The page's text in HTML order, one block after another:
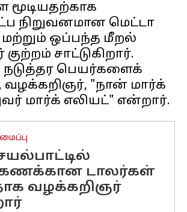
நிறுவனமான மெட்டா
ஒப்பந்த மீறல்
சாட்டுகிறார்.
பெயர்களைக்
வழக்கறிஞர், "நான் மார்க்
டாலர்கள்
வழக்கறிஞர்